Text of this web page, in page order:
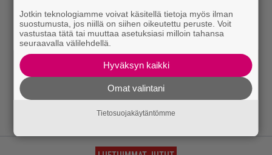
Jotkin teknologiamme voivat käsitellä tietoja myös ilman
suostumusta, jos niillä on siihen oikeutettu peruste. Voit
vastustaa tätä tai muuttaa asetuksiasi milloin tahansa
seuraavalla välilehdellä.
Hyväksyn kaikki
Omat valintani
Tietosuojakäytäntömme